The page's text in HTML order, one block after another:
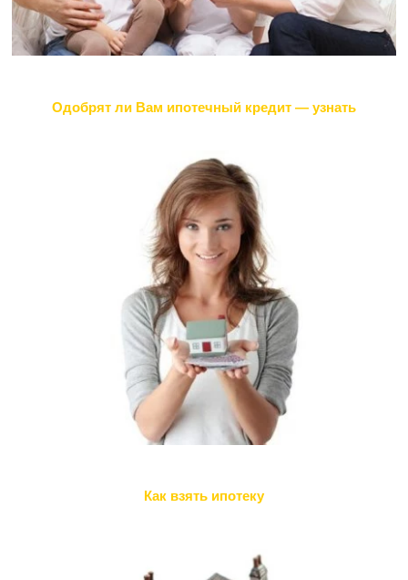
Одобрят ли Вам ипотечный кредит — узнать
Как взять ипотеку